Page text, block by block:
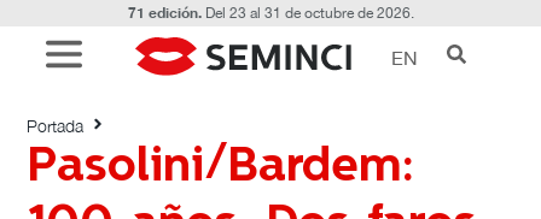
71 edición.Del 23 al 31 de octubre de 2026.
EN
Pasolini/Bardem:
Portada
Pasolini/Bardem: 100 años. Dos faros del